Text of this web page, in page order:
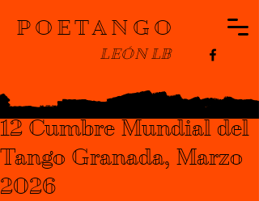
POETANGO
LEÓN LB
12 Cumbre Mundial del
Tango Granada, Marzo
2026
Léon Lévy Bencheton
13 abr